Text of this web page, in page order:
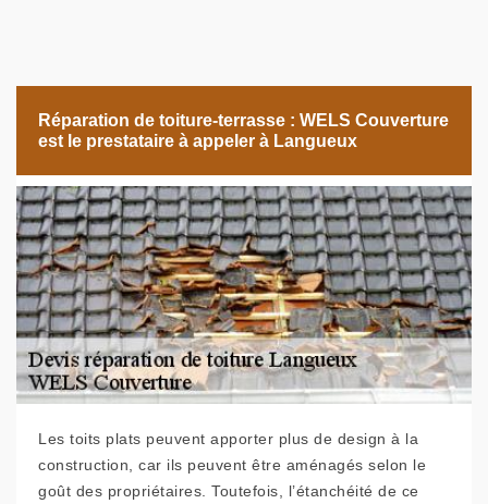
Réparation de toiture-terrasse : WELS Couverture
est le prestataire à appeler à Langueux
Les toits plats peuvent apporter plus de design à la
construction, car ils peuvent être aménagés selon le
goût des propriétaires. Toutefois, l’étanchéité de ce